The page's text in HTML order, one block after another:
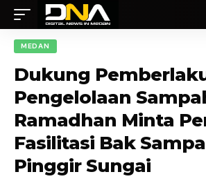
MEDAN
Dukung
Pengelolaan
Ramadhan Minta
Fasilitasi Bak
Pinggir Sungai